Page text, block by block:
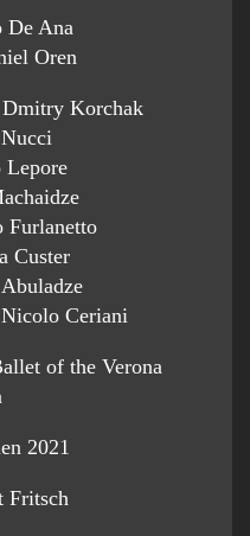
De Ana
Oren
Korchak
Lepore
Furlanetto
Custer
Ceriani
of the Verona
2021
Fritsch